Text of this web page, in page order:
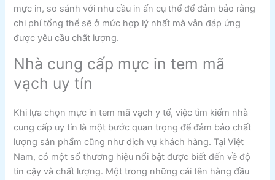
mực in, so sánh với nhu cầu in ấn cụ thể để đảm bảo rằng
chi phí tổng thể sẽ ở mức hợp lý nhất mà vẫn đáp ứng
được yêu cầu chất lượng.
Nhà cung cấp mực in tem mã
vạch uy tín
Khi lựa chọn mực in tem mã vạch y tế, việc tìm kiếm nhà
cung cấp uy tín là một bước quan trọng để đảm bảo chất
lượng sản phẩm cũng như dịch vụ khách hàng. Tại Việt
Nam, có một số thương hiệu nổi bật được biết đến về độ
tin cậy và chất lượng. Một trong những cái tên hàng đầu